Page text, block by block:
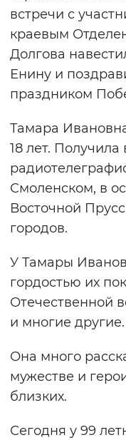
встречи с
краевым
Долгова
Енину и
праздником
Тамара
18 лет.
Смоленском, в
Восточной
городов.
У Тамары
гордостью их
Отечественной
и многие другие.
Она много
мужестве и
близких.
Сегодня у 99